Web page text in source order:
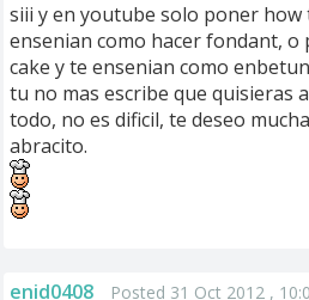
siii y en youtube solo poner
ensenian como hacer fondant,
cake y te ensenian como
tu no mas escribe que quisieras
todo, no es dificil, te deseo
abracito.
enid0408 Posted 31 Oct 2012 ,